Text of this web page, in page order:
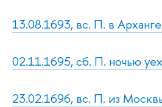
13.08.1693, вс. П. в
02.11.1695, сб. П. ночью
23.02.1696, вс. П. из